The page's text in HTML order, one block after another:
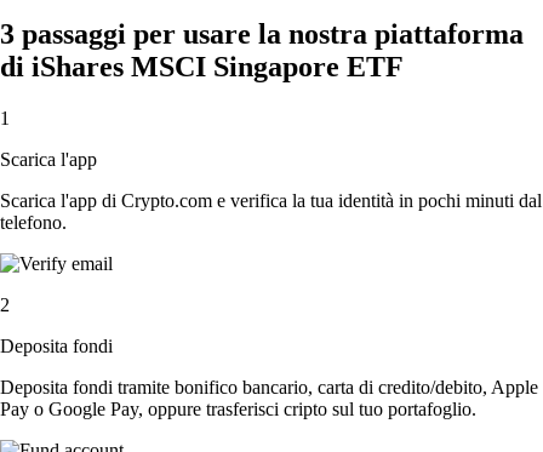
3 passaggi per usare la nostra piattaforma
di iShares MSCI Singapore ETF
1
Scarica l'app
Scarica l'app di Crypto.com e verifica la tua identità in pochi minuti dal
telefono.
2
Deposita fondi
Deposita fondi tramite bonifico bancario, carta di credito/debito, Apple
Pay o Google Pay, oppure trasferisci cripto sul tuo portafoglio.